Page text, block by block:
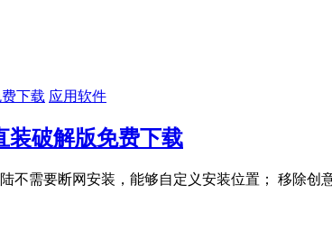
应用软件
装破解版免费下载
不需要断网安装，能够自定义安装位置； 移除创